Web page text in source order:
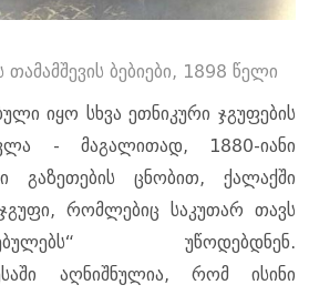
ბებიები, 1898 წელი
იყო სხვა ეთნიკური ჯგუფების
- მაგალითად, 1880-იანი
გაზეთების ცნობით, ქალაქში
რომლებიც საკუთარ თავს
უწოდებდნენ.
აღნიშნულია, რომ ისინი